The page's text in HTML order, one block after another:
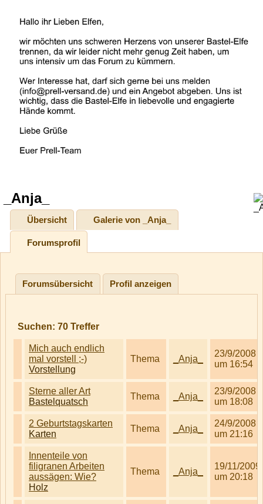
_Anja_
Übersicht Galerie von _Anja_
Forumsprofil
Forumsübersicht Profil anzeigen
Suchen: 70 Treffer
Mich auch endlich
mal vorstell ;-)
Vorstellung
Thema _Anja_
23/9/2008
um 16:54
Sterne aller Art
Bastelquatsch
Thema _Anja_
23/9/2008
um 18:08
2 Geburtstagskarten
Karten
Thema _Anja_
24/9/2008
um 21:16
Innenteile von
filigranen Arbeiten
aussägen: Wie?
Holz
Thema _Anja_
19/11/2009
um 20:18